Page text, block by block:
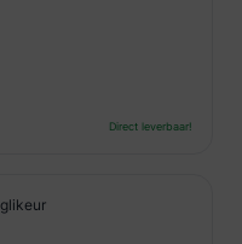
Direct leverbaar!